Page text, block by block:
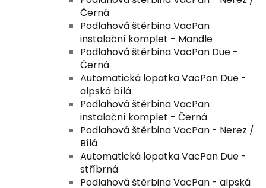
Černá
Podlahová štěrbina VacPan
instalační komplet - Mandle
Podlahová štěrbina VacPan Due -
Černá
Automatická lopatka VacPan Due -
alpská bílá
Podlahová štěrbina VacPan
instalační komplet - Černá
Podlahová štěrbina VacPan - Nerez /
Bílá
Automatická lopatka VacPan Due -
stříbrná
Podlahová štěrbina VacPan - alpská